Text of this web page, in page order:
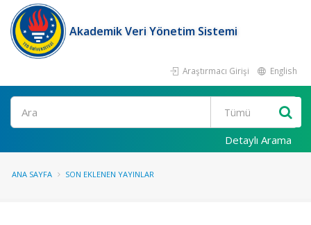
Akademik Veri Yönetim Sistemi
Araştırmacı Girişi English
Ara
Detaylı Arama
ANA SAYFA SON EKLENEN YAYINLAR